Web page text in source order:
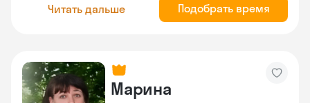
Читать дальше Подобрать время
Марина